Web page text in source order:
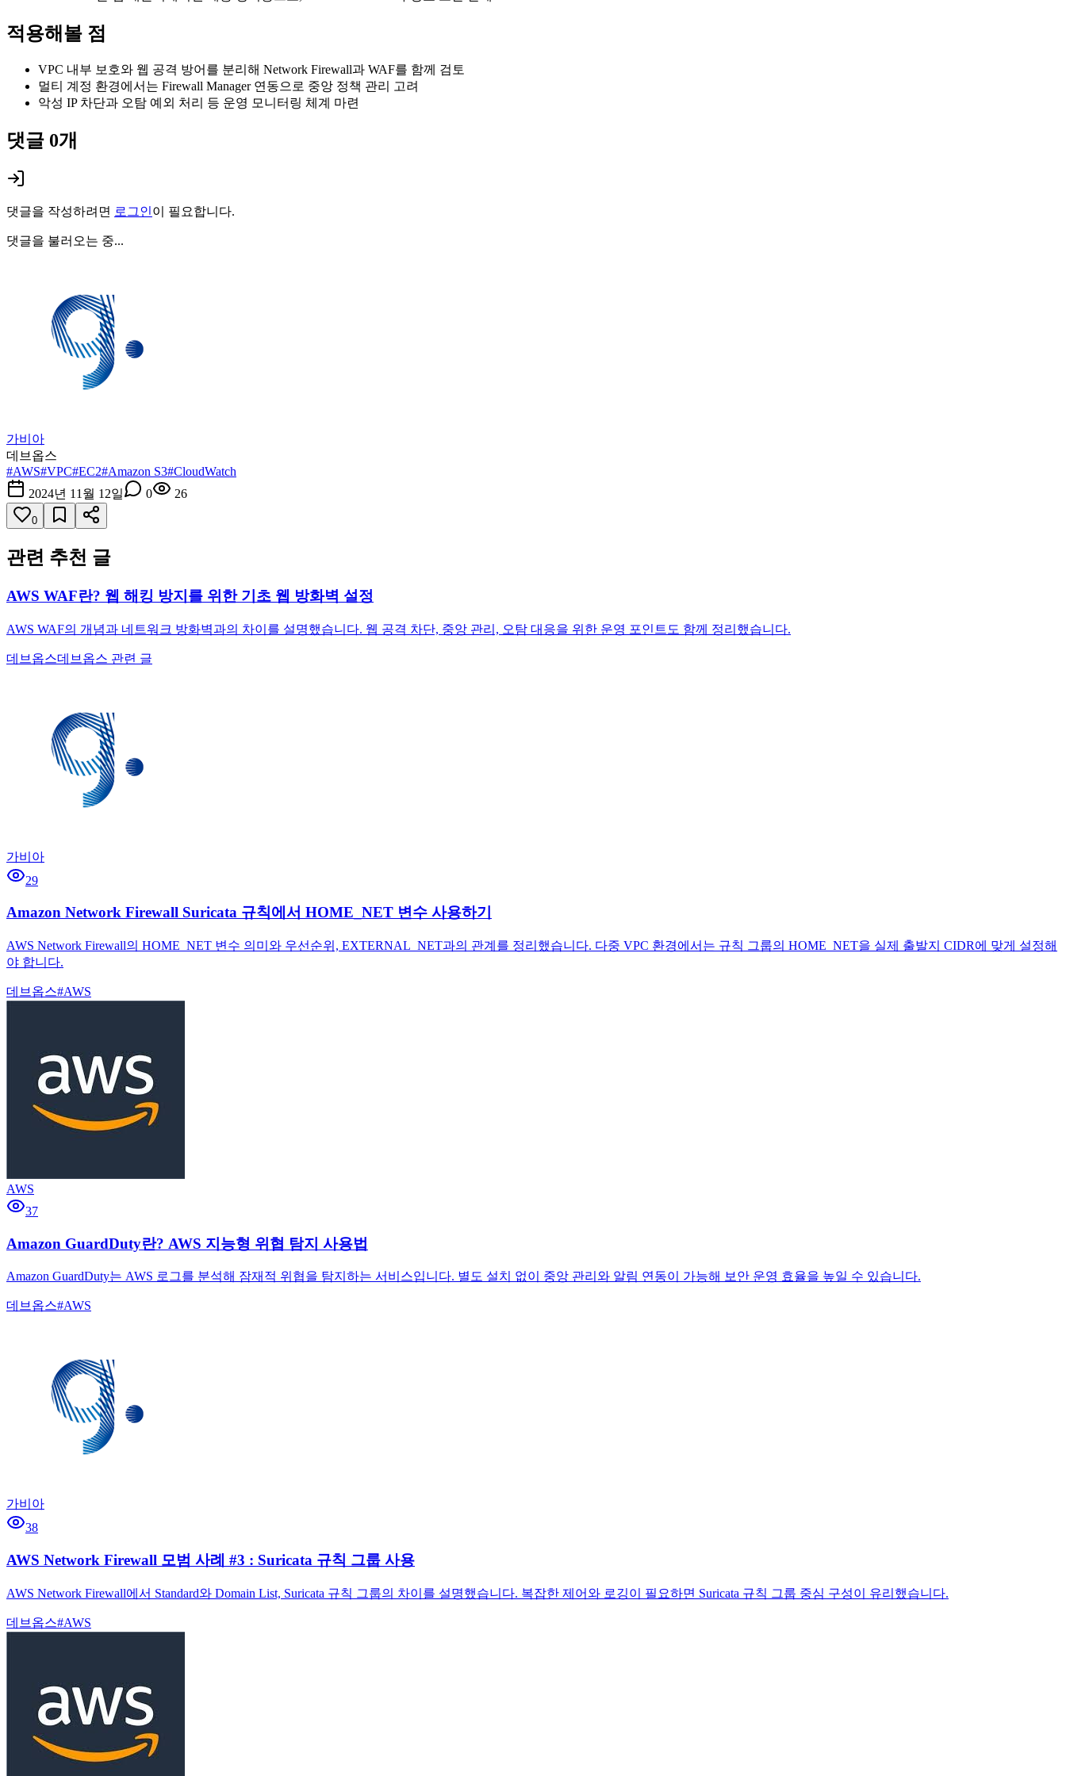
적용해볼 점
VPC 내부 보호와 웹 공격 방어를 분리해 Network Firewall과 WAF를 함께 검토
멀티 계정 환경에서는 Firewall Manager 연동으로 중앙 정책 관리 고려
악성 IP 차단과 오탐 예외 처리 등 운영 모니터링 체계 마련
댓글 0개
댓글을 작성하려면 로그인이 필요합니다.
댓글을 불러오는 중...
가비아
데브옵스
#AWS#VPC#EC2#Amazon S3#CloudWatch
2024년 11월 12일
0 26
0
관련 추천 글
AWS WAF란? 웹 해킹 방지를 위한 기초 웹 방화벽 설정
AWS WAF의 개념과 네트워크 방화벽과의 차이를 설명했습니다. 웹 공격 차단, 중앙 관리, 오탐 대응을 위한 운영 포인트도 함께 정리했습니다.
데브옵스데브옵스 관련 글
가비아
29
Amazon Network Firewall Suricata 규칙에서 HOME_NET 변수 사용하기
AWS Network Firewall의 HOME_NET 변수 의미와 우선순위, EXTERNAL_NET과의 관계를 정리했습니다. 다중 VPC 환경에서는 규칙 그룹의 HOME_NET을 실제 출발지 CIDR에 맞게 설정해
야 합니다.
데브옵스#AWS
AWS
37
Amazon GuardDuty란? AWS 지능형 위협 탐지 사용법
Amazon GuardDuty는 AWS 로그를 분석해 잠재적 위협을 탐지하는 서비스입니다. 별도 설치 없이 중앙 관리와 알림 연동이 가능해 보안 운영 효율을 높일 수 있습니다.
데브옵스#AWS
가비아
38
AWS Network Firewall 모범 사례 #3 : Suricata 규칙 그룹 사용
AWS Network Firewall에서 Standard와 Domain List, Suricata 규칙 그룹의 차이를 설명했습니다. 복잡한 제어와 로깅이 필요하면 Suricata 규칙 그룹 중심 구성이 유리했습니다.
데브옵스#AWS